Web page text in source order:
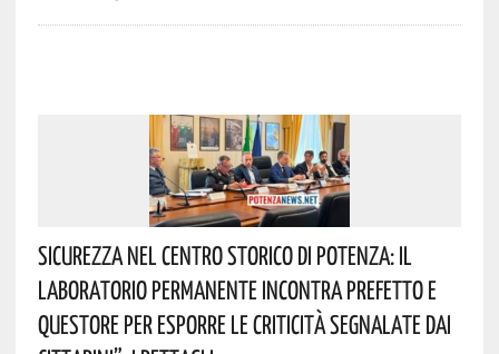
Sicurezza Nel Centro Storico Di Potenza: Il
Laboratorio Permanente Incontra Prefetto E
Questore Per Esporre Le Criticità Segnalate Dai